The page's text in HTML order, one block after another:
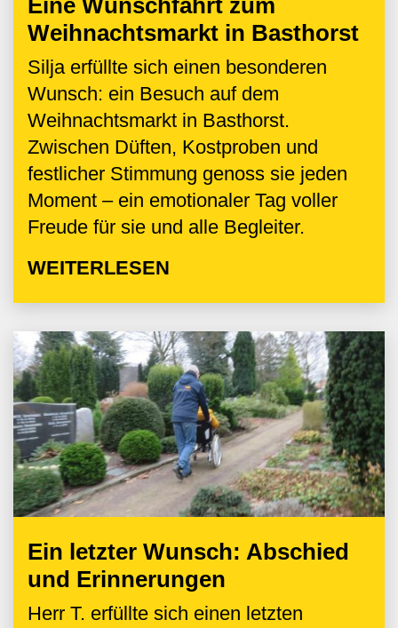
Eine Wunschfahrt zum
Weihnachtsmarkt in Basthorst
Silja erfüllte sich einen besonderen
Wunsch: ein Besuch auf dem
Weihnachtsmarkt in Basthorst.
Zwischen Düften, Kostproben und
festlicher Stimmung genoss sie jeden
Moment – ein emotionaler Tag voller
Freude für sie und alle Begleiter.
WEITERLESEN
Ein letzter Wunsch: Abschied
und Erinnerungen
Herr T. erfüllte sich einen letzten